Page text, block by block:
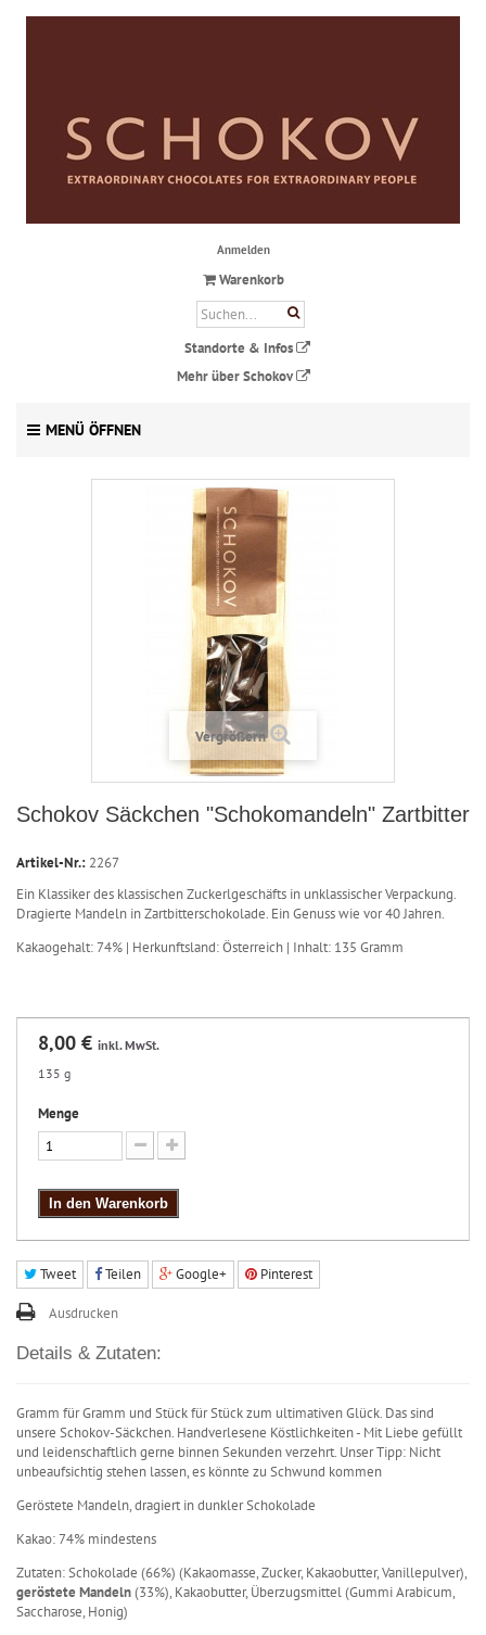
Anmelden
Warenkorb
Standorte & Infos
Mehr über Schokov
MENÜ ÖFFNEN
Vergrößern
Schokov Säckchen "Schokomandeln" Zartbitter
Artikel-Nr.: 2267
Ein Klassiker des klassischen Zuckerlgeschäfts in unklassischer Verpackung.
Dragierte Mandeln in Zartbitterschokolade. Ein Genuss wie vor 40 Jahren.
Kakaogehalt: 74% | Herkunftsland: Österreich | Inhalt: 135 Gramm
8,00 € inkl. MwSt.
135 g
Menge
In den Warenkorb
Tweet Teilen Google+ Pinterest
Ausdrucken
Details & Zutaten:
Gramm für Gramm und Stück für Stück zum ultimativen Glück. Das sind
unsere Schokov-Säckchen. Handverlesene Köstlichkeiten - Mit Liebe gefüllt
und leidenschaftlich gerne binnen Sekunden verzehrt. Unser Tipp: Nicht
unbeaufsichtig stehen lassen, es könnte zu Schwund kommen
Geröstete Mandeln, dragiert in dunkler Schokolade
Kakao: 74% mindestens
Zutaten: Schokolade (66%) (Kakaomasse, Zucker, Kakaobutter, Vanillepulver),
geröstete Mandeln(33%), Kakaobutter, Überzugsmittel (Gummi Arabicum,
Saccharose, Honig)